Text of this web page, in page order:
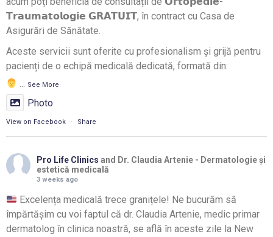
𝗧𝗿𝗮𝘂𝗺𝗮𝘁𝗼𝗹𝗼𝗴𝗶𝗲 𝗚𝗥𝗔𝗧𝗨𝗜𝗧, în contract cu Casa de
Asigurări de Sănătate.
Aceste servicii sunt oferite cu profesionalism și grijă pentru
pacienți de o echipă medicală dedicată, formată din:
... See More
Photo
View on Facebook · Share
Pro Life Clinics and Dr. Claudia Artenie - Dermatologie și
estetică medicală
3 weeks ago
Excelența medicală trece granițele! Ne bucurăm să
împărtășim cu voi faptul că dr. Claudia Artenie, medic primar
dermatolog în clinica noastră, se află în aceste zile la New